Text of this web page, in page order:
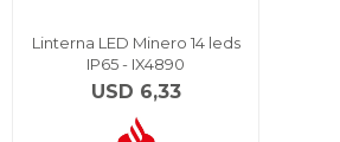
Linterna LED Minero 14 leds
IP65 - IX4890
USD 6,33